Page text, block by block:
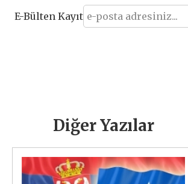
E-Bülten Kayıt
Diğer Yazılar